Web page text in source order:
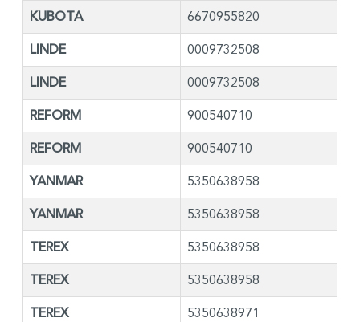
KUBOTA 6670955820
LINDE 0009732508
LINDE 0009732508
REFORM 900540710
REFORM 900540710
YANMAR 5350638958
YANMAR 5350638958
TEREX 5350638958
TEREX 5350638958
TEREX 5350638971